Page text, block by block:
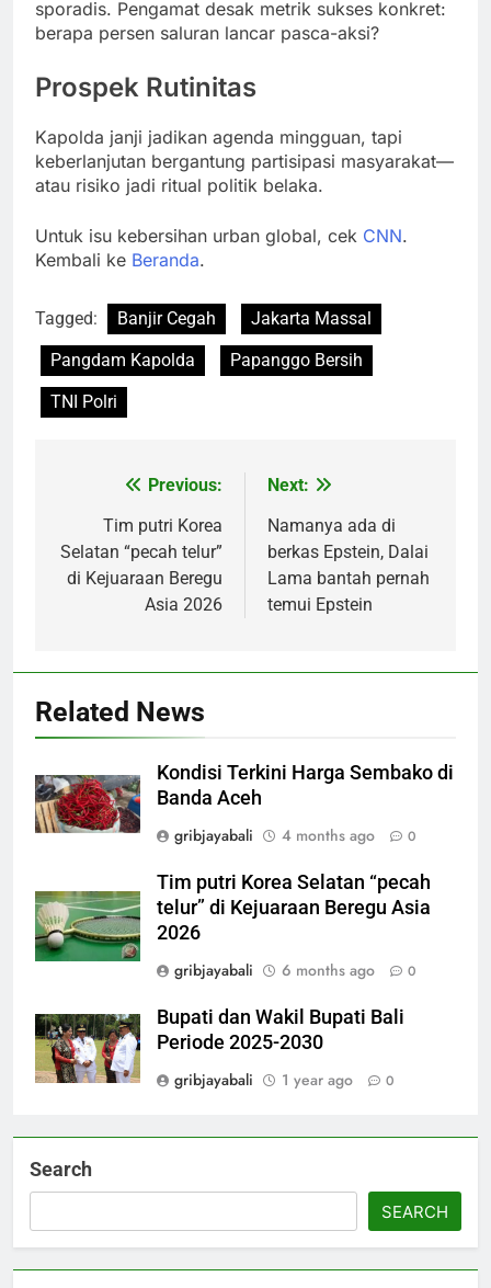
sporadis. Pengamat desak metrik sukses konkret:
berapa persen saluran lancar pasca-aksi?
Prospek Rutinitas
Kapolda janji jadikan agenda mingguan, tapi
keberlanjutan bergantung partisipasi masyarakat—
atau risiko jadi ritual politik belaka.
Untuk isu kebersihan urban global, cek CNN.
Kembali ke Beranda.
Tagged: Banjir Cegah
Jakarta Massal
Pangdam Kapolda
Papanggo Bersih
TNI Polri
navigation
Previous:
Tim putri Korea
Selatan “pecah telur”
di Kejuaraan Beregu
Asia 2026
Next:
Namanya ada di
berkas Epstein, Dalai
Lama bantah pernah
temui Epstein
Related News
Kondisi Terkini Harga Sembako di
Banda Aceh
gribjayabali
4 months ago 0
Tim putri Korea Selatan “pecah
telur” di Kejuaraan Beregu Asia
2026
gribjayabali
6 months ago 0
Bupati dan Wakil Bupati Bali
Periode 2025-2030
gribjayabali
1 year ago 0
Search
SEARCH